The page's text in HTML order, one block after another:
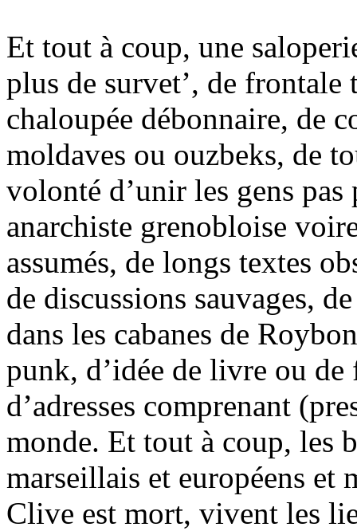
Et tout à coup, une
plus de survet’, de frontale
chaloupée débonnaire, de
moldaves ou ouzbeks, de
volonté d’unir les gens
anarchiste grenobloise
assumés, de longs textes
de discussions sauvages,
dans les cabanes de
punk, d’idée de livre ou
d’adresses comprenant
monde. Et tout à coup, les
marseillais et européens et
Clive est mort, vivent les